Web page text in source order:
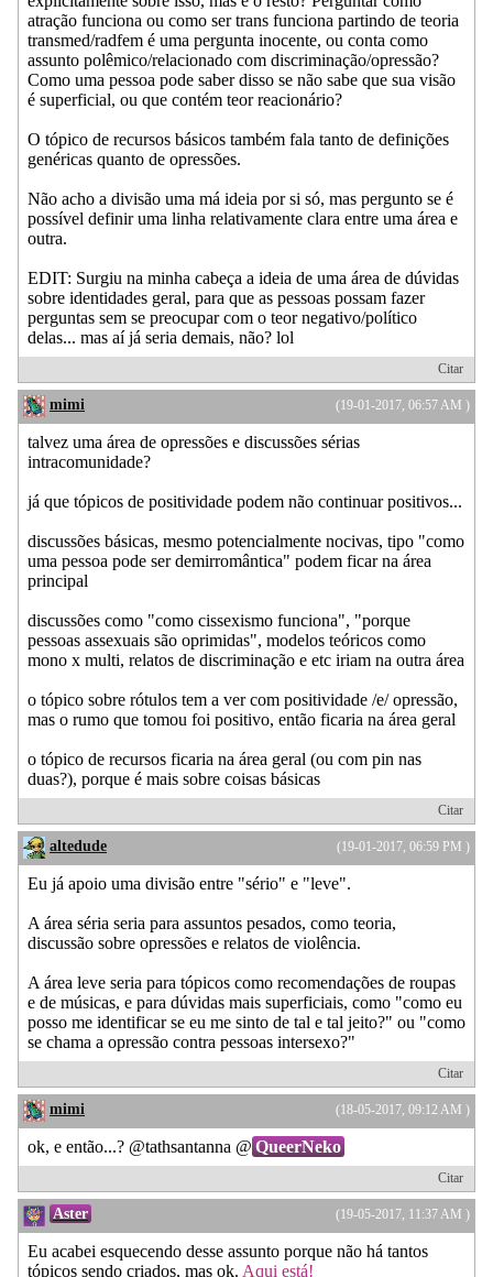
atração funciona ou como ser trans funciona partindo de teoria
transmed/radfem é uma pergunta inocente, ou conta como
assunto polêmico/relacionado com discriminação/opressão?
Como uma pessoa pode saber disso se não sabe que sua visão
é superficial, ou que contém teor reacionário?
O tópico de recursos básicos também fala tanto de definições
genéricas quanto de opressões.
Não acho a divisão uma má ideia por si só, mas pergunto se é
possível definir uma linha relativamente clara entre uma área e
outra.
EDIT: Surgiu na minha cabeça a ideia de uma área de dúvidas
sobre identidades geral, para que as pessoas possam fazer
perguntas sem se preocupar com o teor negativo/político
delas... mas aí já seria demais, não? lol
Citar
(19-01-2017, 06:57 AM )
mimi
talvez uma área de opressões e discussões sérias
intracomunidade?
já que tópicos de positividade podem não continuar positivos...
discussões básicas, mesmo potencialmente nocivas, tipo "como
uma pessoa pode ser demirromântica" podem ficar na área
principal
discussões como "como cissexismo funciona", "porque
pessoas assexuais são oprimidas", modelos teóricos como
mono x multi, relatos de discriminação e etc iriam na outra área
o tópico sobre rótulos tem a ver com positividade /e/ opressão,
mas o rumo que tomou foi positivo, então ficaria na área geral
o tópico de recursos ficaria na área geral (ou com pin nas
duas?), porque é mais sobre coisas básicas
Citar
(19-01-2017, 06:59 PM )
altedude
Eu já apoio uma divisão entre "sério" e "leve".
A área séria seria para assuntos pesados, como teoria,
discussão sobre opressões e relatos de violência.
A área leve seria para tópicos como recomendações de roupas
e de músicas, e para dúvidas mais superficiais, como "como eu
posso me identificar se eu me sinto de tal e tal jeito?" ou "como
se chama a opressão contra pessoas intersexo?"
Citar
(18-05-2017, 09:12 AM )
mimi
ok, e então...? @tathsantanna @ QueerNeko
Citar
(19-05-2017, 11:37 AM )
Aster
Eu acabei esquecendo desse assunto porque não há tantos
tópicos sendo criados, mas ok. Aqui está!